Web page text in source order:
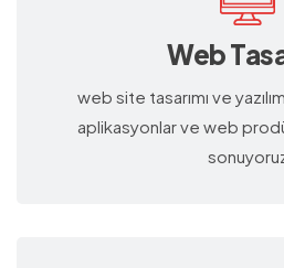
Web
web site tasarımı ve
aplikasyonlar ve web